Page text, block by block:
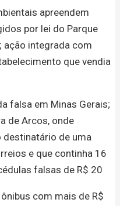
apreendem
por lei do Parque
ação integrada com
que vendia
falsa em Minas Gerais;
de Arcos, onde
de uma
e que continha 16
falsas de R$ 20
com mais de R$